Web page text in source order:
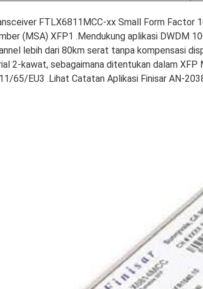
FTLX6811MCC-xx Small Form Factor
(MSA) XFP1 .Mendukung aplikasi DWDM
lebih dari 80km serat tanpa kompensasi
2-kawat, sebagaimana ditentukan dalam XFP
65/EU3 .Lihat Catatan Aplikasi Finisar AN-